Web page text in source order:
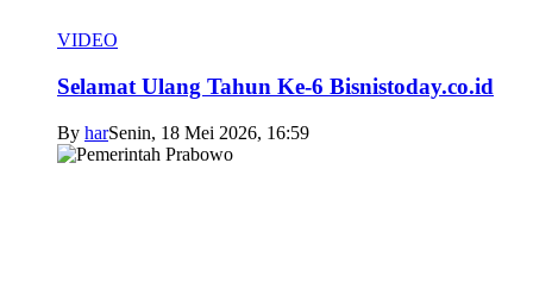
VIDEO
Selamat Ulang Tahun Ke-6 Bisnistoday.co.id
By harSenin, 18 Mei 2026, 16:59